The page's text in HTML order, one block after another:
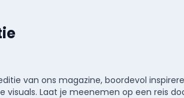
van ons magazine, boordevol
visuals. Laat je meenemen op een reis